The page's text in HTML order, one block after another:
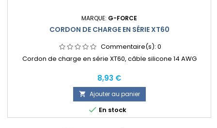
MARQUE: G-FORCE
CORDON DE CHARGE EN SÉRIE XT60
Commentaire(s): 0
Cordon de charge en série XT60, câble silicone 14 AWG
Prix
8,93 €
 Ajouter au panier
 En stock